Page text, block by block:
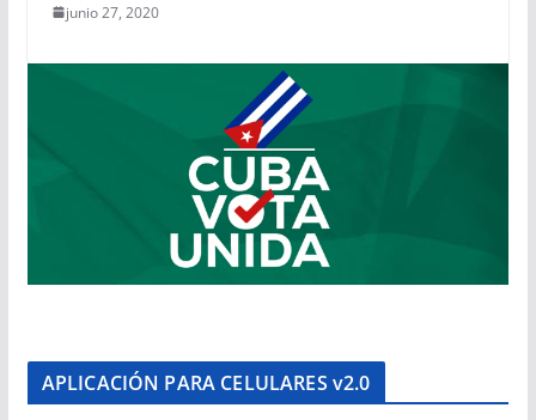
junio 27, 2020
APLICACIÓN PARA CELULARES v2.0